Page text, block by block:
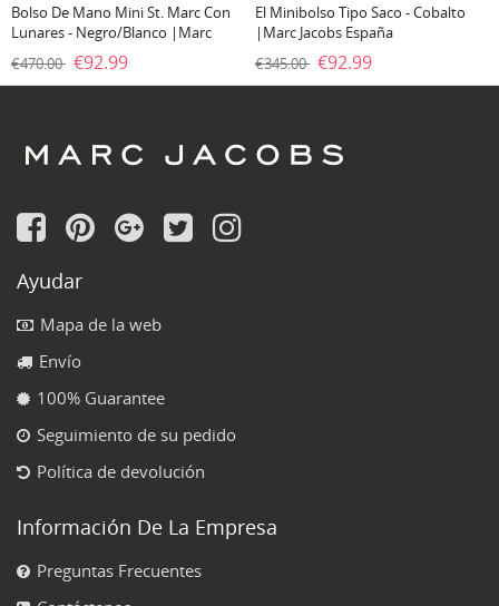
Bolso De Mano Mini St. Marc Con
Lunares - Negro/blanco |Marc
Jacobs España
€470.00 €92.99
El Minibolso Tipo Saco - Cobalto
|Marc Jacobs España
€345.00 €92.99
Ayudar
Mapa de la web
Envío
100% Guarantee
Seguimiento de su pedido
Política de devolución
Información De La Empresa
Preguntas Frecuentes